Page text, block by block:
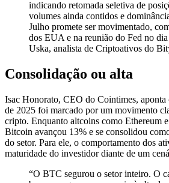
indicando retomada seletiva de
volumes ainda contidos e
Julho promete ser movimentado,
dos EUA e na reunião do Fed no dia
Uska, analista de Criptoativos do
Consolidação ou alta
Isac Honorato, CEO do Cointimes, aponta
de 2025 foi marcado por um movimento
cripto. Enquanto altcoins como Ethereum
Bitcoin avançou 13% e se consolidou
do setor. Para ele, o comportamento dos
maturidade do investidor diante de um
“O BTC segurou o setor inteiro. O